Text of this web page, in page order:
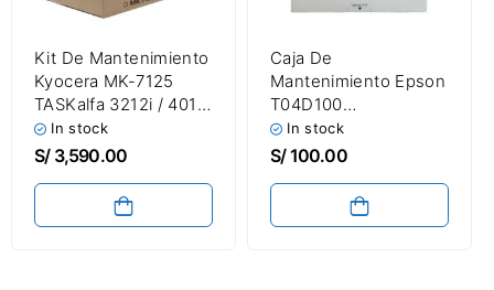
Kit De Mantenimiento
Kyocera MK-7125
TASKalfa 3212i / 4012i
600,000 Páginas
In stock
S/3,590.00
Caja De
Mantenimiento Epson
T04D100
(EWMB2/T04D1)
EcoTank L4360 /
/ L14150 / ET-M2170 /
ET-M3170 / WF-2860
In stock
S/100.00